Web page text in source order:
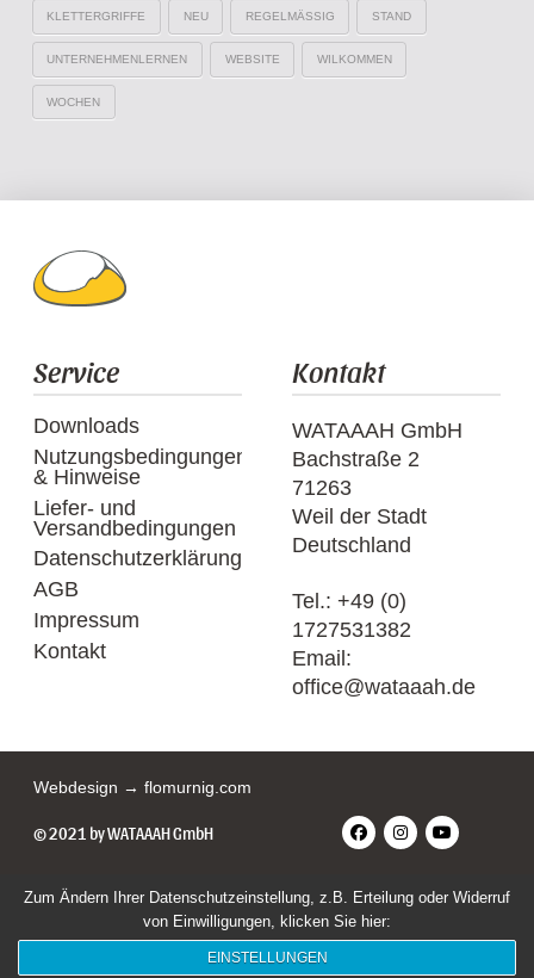
KLETTERGRIFFE NEU REGELMÄSSIG STAND
UNTERNEHMENLERNEN WEBSITE WILKOMMEN
WOCHEN
Service
Downloads
Nutzungsbedingungen
& Hinweise
Liefer- und
Versandbedingungen
Datenschutzerklärung
AGB
Impressum
Kontakt
Kontakt
WATAAAH GmbH
Bachstraße 2
71263
Weil der Stadt
Deutschland
Tel.: +49 (0)
1727531382
Email:
office@wataaah.de
Webdesign → flomurnig.com
© 2021 by WATAAAH GmbH
Zum Ändern Ihrer Datenschutzeinstellung, z.B. Erteilung oder Widerruf
von Einwilligungen, klicken Sie hier:
EINSTELLUNGEN